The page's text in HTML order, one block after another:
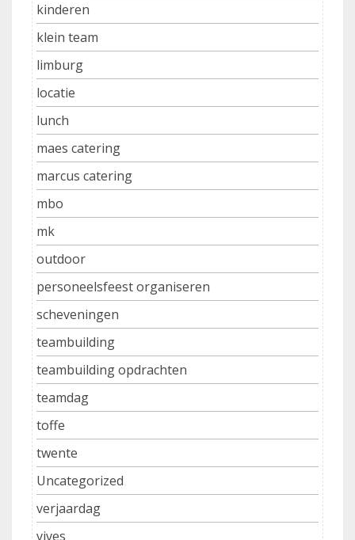
kinderen
klein team
limburg
locatie
lunch
maes catering
marcus catering
mbo
mk
outdoor
personeelsfeest organiseren
scheveningen
teambuilding
teambuilding opdrachten
teamdag
toffe
twente
Uncategorized
verjaardag
vives